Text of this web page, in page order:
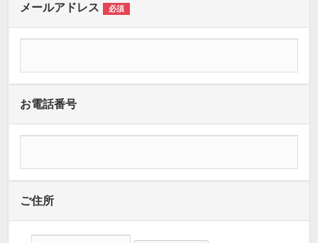
メールアドレス 必須
お電話番号
ご住所